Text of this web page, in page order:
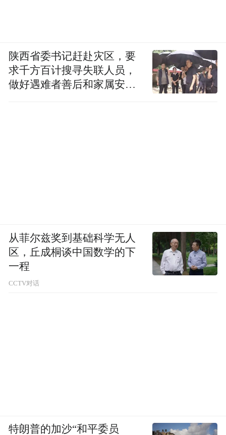
陕西省委书记赶赴灾区，要
求千方百计搜寻失联人员，
做好遇难者善后和家属安抚
从菲尔兹奖到基础科学无人
区，丘成桐谈中国数学的下
一程
CCTV对话
特朗普的加沙“和平委员